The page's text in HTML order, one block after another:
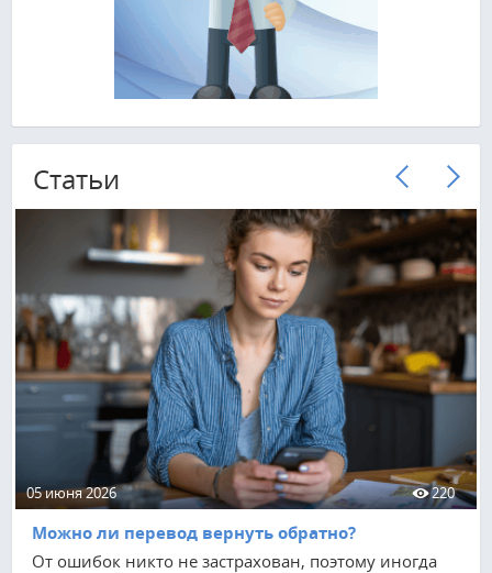
Cтатьи
05 июня 2026 220
Можно ли перевод вернуть обратно?
От ошибок никто не застрахован, поэтому иногда